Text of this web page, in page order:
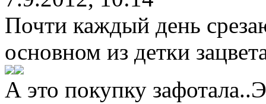
Почти каждый день
основном из детки
А это покупку